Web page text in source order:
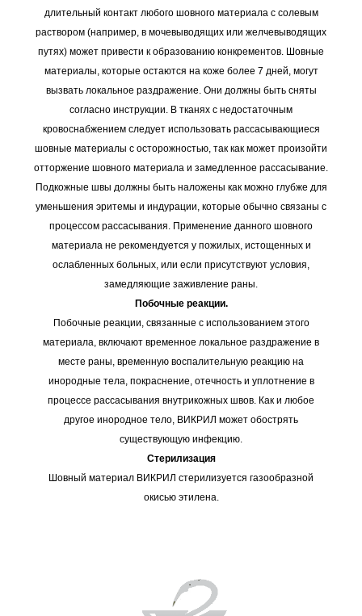
длительный контакт любого шовного материала с солевым
раствором (например, в мочевыводящих или желчевыводящих
путях) может привести к образованию конкрементов. Шовные
материалы, которые остаются на коже более 7 дней, могут
вызвать локальное раздражение. Они должны быть сняты
согласно инструкции. В тканях с недостаточным
кровоснабжением следует использовать рассасывающиеся
шовные материалы с осторожностью, так как может произойти
отторжение шовного материала и замедленное рассасывание.
Подкожные швы должны быть наложены как можно глубже для
уменьшения эритемы и индурации, которые обычно связаны с
процессом рассасывания. Применение данного шовного
материала не рекомендуется у пожилых, истощенных и
ослабленных больных, или если присутствуют условия,
замедляющие заживление раны.
Побочные реакции.
Побочные реакции, связанные с использованием этого
материала, включают временное локальное раздражение в
месте раны, временную воспалительную реакцию на
инородные тела, покраснение, отечность и уплотнение в
процессе рассасывания внутрикожных швов. Как и любое
другое инородное тело, ВИКРИЛ может обострять
существующую инфекцию.
Стерилизация
Шовный материал ВИКРИЛ стерилизуется газообразной
окисью этилена.